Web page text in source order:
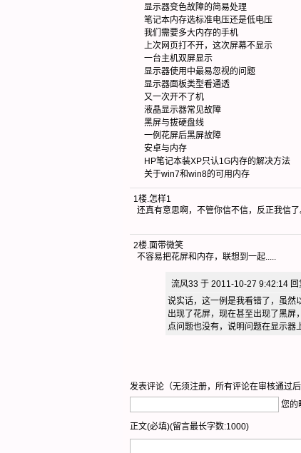
显示器变色故障的简易处理
笔记本内存选标准电压还是低电压
我们需要多大内存的手机
上次网页打不开，这次屏幕不显示
一台主机双屏显示
显示器使用中最易忽视的问题
显示器面板类型看通透
又一次开不了机
液晶显示器常见故障
黑屏与拔硬盘线
一例花屏后黑屏故障
安卓与内存
HP笔记本装XP只认1G内存的解决方法
关于win7和win8的可用内存
1楼.怎样1
还真有意思啊，不管你信不信，反正我信了
2楼.面带微笑
不容易把花屏和内存，联想到一起.....
流风33 于 2011-10-27 9:42:14 回
说实话，这一例是我看错了，虽然
出现了花屏，现在甚至出现了黑
点问题也没有，说明问题在显示器
发表评论（无须注册，所有评论在审核通过
您的
正文(必填)(留言最长字数:1000)